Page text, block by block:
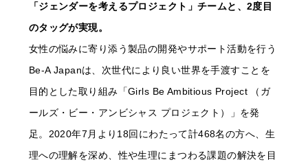
「ジェンダーを考えるプロジェクト」チームと、2度目
のタッグが実現。
女性の悩みに寄り添う製品の開発やサポート活動を行う
Be-A Japanは、次世代により良い世界を手渡すことを
目的とした取り組み「Girls Be Ambitious Project （ガ
ールズ・ビー・アンビシャス プロジェクト）」を発
足。2020年7月より18回にわたって計468名の方へ、生
理への理解を深め、性や生理にまつわる課題の解決を目